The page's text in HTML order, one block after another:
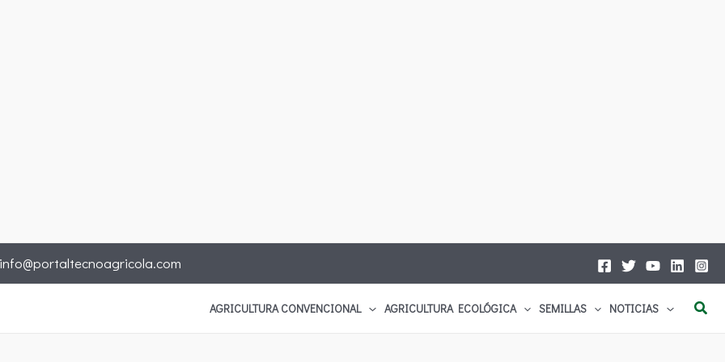
info@portaltecnoagricola.com
AGRICULTURA CONVENCIONAL AGRICULTURA ECOLÓGICA SEMILLAS NOTICIAS